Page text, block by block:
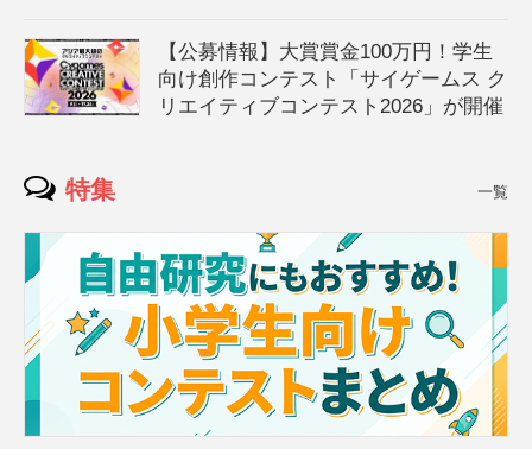
【公募情報】大賞賞金100万円！学生
向け創作コンテスト「サイゲームス ク
リエイティブコンテスト2026」が開催
特集 一覧